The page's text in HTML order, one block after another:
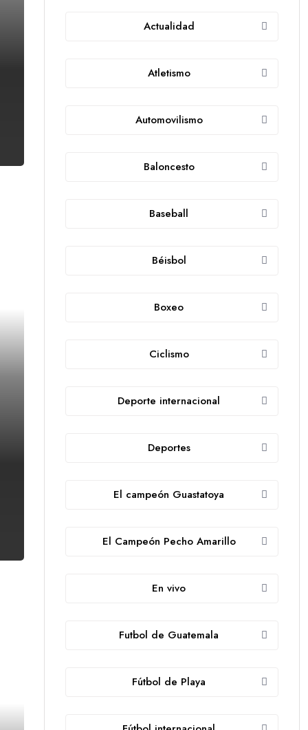
Actualidad
Atletismo
Automovilismo
Baloncesto
Baseball
Béisbol
Boxeo
Ciclismo
Deporte internacional
Deportes
El campeón Guastatoya
El Campeón Pecho Amarillo
En vivo
Futbol de Guatemala
Fútbol de Playa